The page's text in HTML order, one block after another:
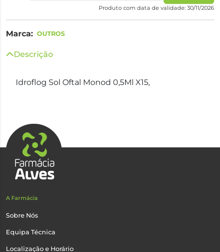
Produto com data de validade: 30/11/2026
Marca: OUTROS
Descrição
Idroflog Sol Oftal Monod 0,5Ml X15,
A Farmácia
Sobre Nós
Equipa Técnica
Localização e Horário